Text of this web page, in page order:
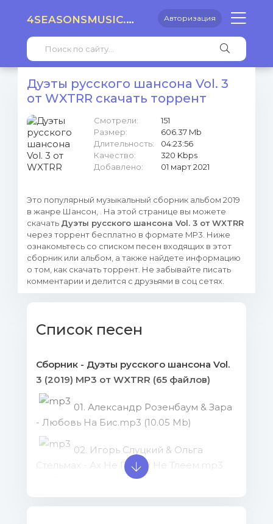
4SEASONSMUSIC.RU Авторизация
Дуэты русского шансона Vol. 3
от WXTRR скачать торрент
Смотрели:
151
Размер:
606.37 Mb
Длительность:
04:23:56
Качество:
320 Kbps
Добавлено:
01 март 2021
Это популярный музыкальный сборник альбом 2019
в жанре Шансон, . На этой странице вы можете
скачать Дуэты русского шансона Vol. 3 от WXTRR
через торрент бесплатно в формате MP3. Ниже
ознакомьтесь со списком песен входящих в этот
сборник или альбом, а также найдете информацию
о том, как скачать торрент. Не забывайте писать
комментарии и делится с друзьями в соц сетях.
Список песен
Сборник - Дуэты русского шансона Vol.
3 (2019) MP3 от WXTRR (65 файлов)
01. Александр Розенбаум & Зара
- Любовь На Бис.mp3 (10.05 Mb)
02. Игорь Слуцкий & Ольга
Стельмах - Ах Не Горим Не Тлеем.mp3